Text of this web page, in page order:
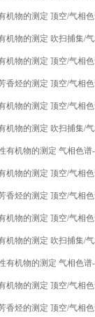
机物的测定 顶空/气相
机物的测定 吹扫捕集/
机物的测定 顶空/气相
香烃的测定 顶空/气相
机物的测定 顶空/气相
机物的测定 吹扫捕集/
有机物的测定 气相色谱-
机物的测定 顶空/气相
香烃的测定 顶空/气相
机物的测定 顶空/气相
机物的测定 吹扫捕集/
有机物的测定 气相色谱-
机物的测定 顶空/气相
香烃的测定 顶空/气相